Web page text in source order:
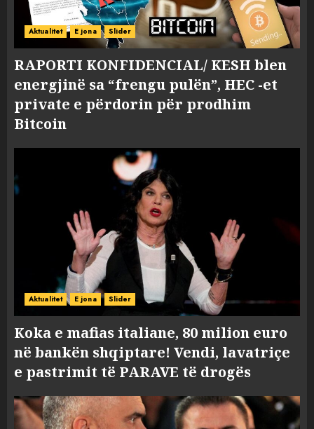
Aktualitet E jona Slider
RAPORTI KONFIDENCIAL/ KESH blen
energjinë sa “frengu pulën”, HEC -et
private e përdorin për prodhim
Bitcoin
Aktualitet E jona Slider
Koka e mafias italiane, 80 milion euro
në bankën shqiptare! Vendi, lavatriçe
e pastrimit të PARAVE të drogës